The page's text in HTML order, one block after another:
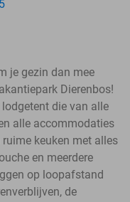
je gezin dan mee
Dierenbos!
die van alle
alle accommodaties
keuken met alles
en meerdere
op loopafstand
de